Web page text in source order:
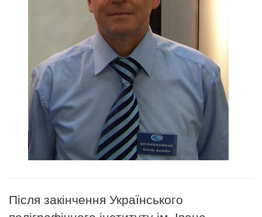
Після закінчення Українського